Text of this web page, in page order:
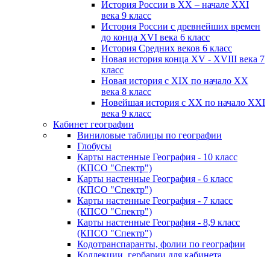
История России в XX – начале XXI
века 9 класс
История России с древнейших времен
до конца XVI века 6 класс
История Средних веков 6 класс
Новая история конца XV - XVIII века 7
класс
Новая история с XIX по начало XX
века 8 класс
Новейшая история с XX по начало XXI
века 9 класс
Кабинет географии
Виниловые таблицы по географии
Глобусы
Карты настенные География - 10 класс
(КПСО "Спектр")
Карты настенные География - 6 класс
(КПСО "Спектр")
Карты настенные География - 7 класс
(КПСО "Спектр")
Карты настенные География - 8,9 класс
(КПСО "Спектр")
Кодотранспаранты, фолии по географии
Коллекции, гербарии для кабинета